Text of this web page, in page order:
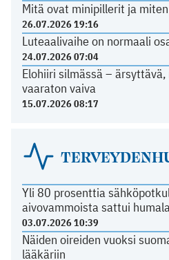
Mitä ovat minipillerit ja
26.07.2026 19:16
Luteaalivaihe on normaali
24.07.2026 07:04
Elohiiri silmässä –
vaaraton vaiva
15.07.2026 08:17
Yli 80 prosenttia
aivovammoista sattui
03.07.2026 10:39
Näiden oireiden vuoksi
lääkäriin